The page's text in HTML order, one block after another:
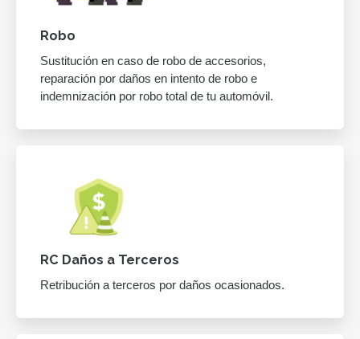
Robo
Sustitución en caso de robo de accesorios,
reparación por daños en intento de robo e
indemnización por robo total de tu automóvil.
RC Daños a Terceros
Retribución a terceros por daños ocasionados.